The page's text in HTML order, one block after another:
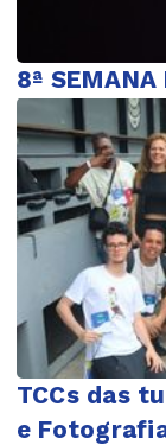
8ª SEMANA
TCCs das
e